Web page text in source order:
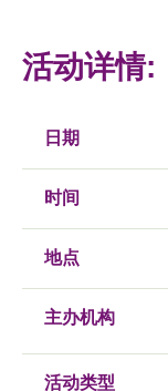
科技分享
活动详情:
日期
时间
地点
主办机构
活动类型